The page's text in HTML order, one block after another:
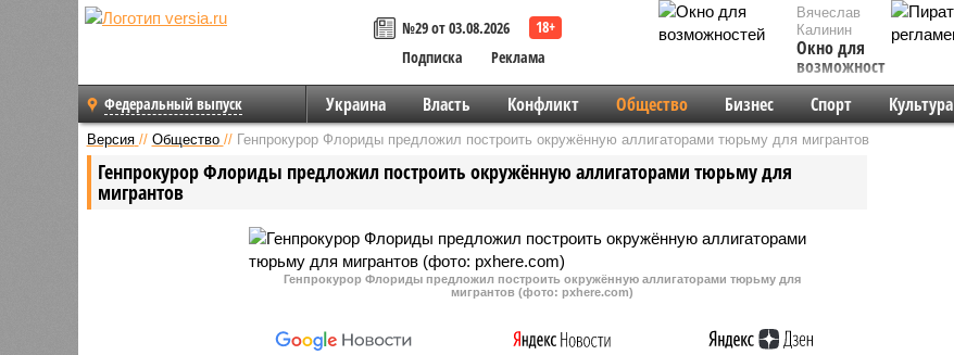
№29 от 03.08.2026
Подписка
Реклама
Вячеслав
Калинин
Окно для
возможностей
Федеральный выпуск Украина Власть Конфликт Общество Бизнес Спорт Культура
Версия // Общество // Генпрокурор Флориды предложил построить окружённую аллигаторами тюрьму для мигрантов
Генпрокурор Флориды предложил построить окружённую аллигаторами тюрьму для
мигрантов
Генпрокурор Флориды предложил построить окружённую аллигаторами тюрьму для
мигрантов (фото: pxhere.com)